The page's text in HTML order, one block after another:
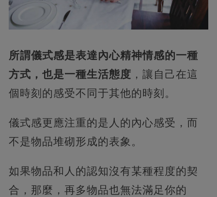
所謂儀式感是表達內心精神情感的一種
方式，也是一種生活態度 ，讓自己在這
個時刻的感受不同于其他的時刻。
儀式感更應注重的是人的內心感受，而
不是物品堆砌形成的表象。
如果物品和人的認知沒有某種程度的契
合，那麼，再多物品也無法滿足你的